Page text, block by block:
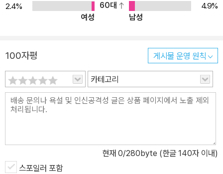
이앵이 비행장으로 돌아오지 못할 것이라는 사실을 알게 된 리비에르
는 절망하지 않고 유럽행 비행기에 이륙을 지시한다. 그리고 그는 다
짐한다. 그러한 그의 행동은 역경에 굴하지 않고 인간의 운명을 개척
해 나가는 행동주의 문학의 표본으로 꼽을 수 있을 것이다. 더스토리
만의 오리지널 초판본 표지디자인으로 생택쥐페리의 날고 싶은 자유
로운 영혼이 담겨있는 명작 《야간비행》을 만나보자. “빈번한 위협을
직접 마주한 생텍쥐페리의 삶은 흉내 낼 수 없는 진정성을 그의 작품
2.4%
60대
4.9%
여성
남성
100자평 게시물 운영 원칙
카테고리
현재 0/280byte (한글 140자 이내)
스포일러 포함